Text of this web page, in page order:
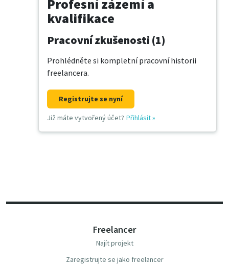
Profesní zázemí a
kvalifikace
Pracovní zkušenosti (1)
Prohlédněte si kompletní pracovní historii
freelancera.
Registrujte se nyní
Již máte vytvořený účet? Přihlásit»
Freelancer
Najít projekt
Zaregistrujte se jako freelancer